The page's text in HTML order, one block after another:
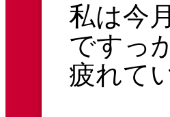
私は今
ですっ
疲れて